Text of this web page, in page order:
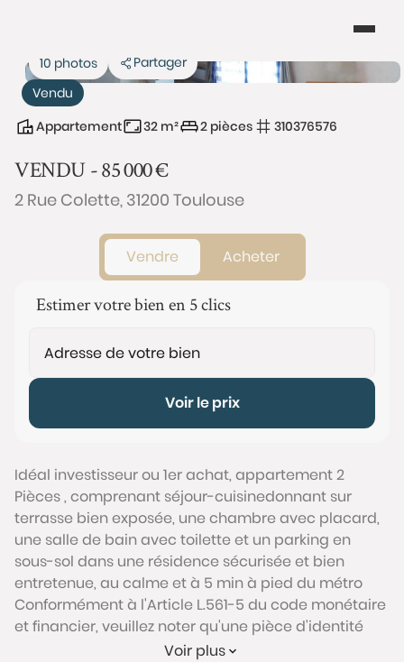
Vendu
10 photos Partager
Appartement 32 m² 2 pièces 310376576
VENDU -85 000€
2 Rue Colette, 31200 Toulouse
Vendre Acheter
Estimer votre bien en 5 clics
Voir le prix
Idéal investisseur ou 1er achat, appartement 2
Pièces , comprenant séjour-cuisinedonnant sur
terrasse bien exposée, une chambre avec placard,
une salle de bain avec toilette et un parking en
sous-sol dans une résidence sécurisée et bien
entretenue, au calme et à 5 min à pied du métro
Conformément à l'Article L.561-5 du code monétaire
et financier, veuillez noter qu'une pièce d'identité
sera exigée pour tous les visiteurs majeurs avant
Voir plus